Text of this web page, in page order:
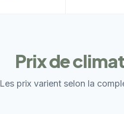
Prix de
Les prix varient selon la